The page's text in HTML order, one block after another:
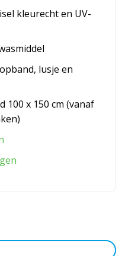
kleurecht en UV-
lusje en
100 x 150 cm (vanaf